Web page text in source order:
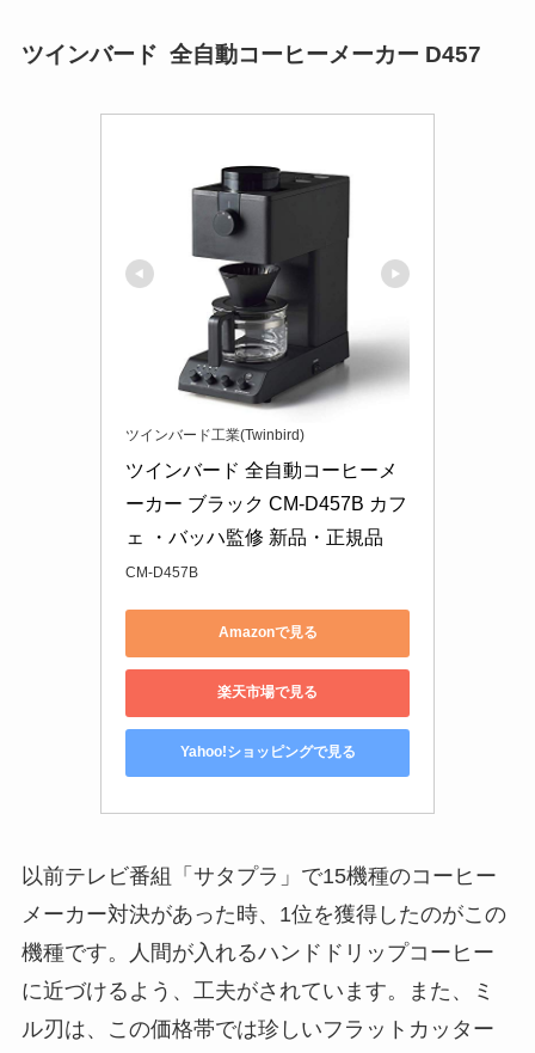
ツインバード 全自動コーヒーメーカー D457
ツインバード工業(Twinbird)
ツインバード 全自動コーヒーメ
ーカー ブラック CM-D457B カフ
ェ ・バッハ監修 新品・正規品
CM-D457B
Amazonで見る
楽天市場で見る
Yahoo!ショッピングで見る
以前テレビ番組「サタプラ」で15機種のコーヒー
メーカー対決があった時、1位を獲得したのがこの
機種です。人間が入れるハンドドリップコーヒー
に近づけるよう、工夫がされています。また、ミ
ル刃は、この価格帯では珍しいフラットカッター